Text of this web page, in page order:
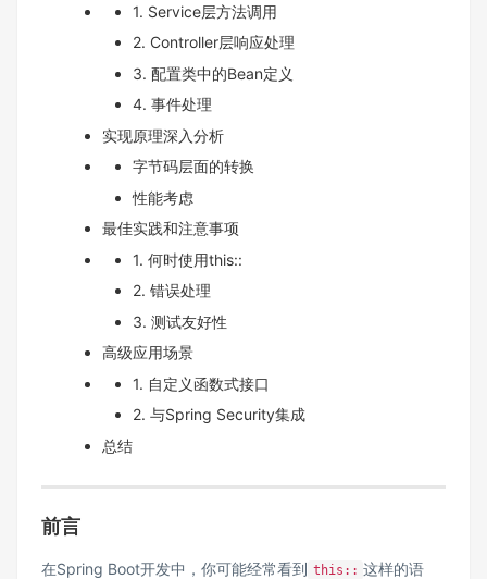
1. Service层方法调用
2. Controller层响应处理
3. 配置类中的Bean定义
4. 事件处理
实现原理深入分析
字节码层面的转换
性能考虑
最佳实践和注意事项
1. 何时使用this::
2. 错误处理
3. 测试友好性
高级应用场景
1. 自定义函数式接口
2. 与Spring Security集成
总结
前言
在Spring Boot开发中，你可能经常看到 this:: 这样的语